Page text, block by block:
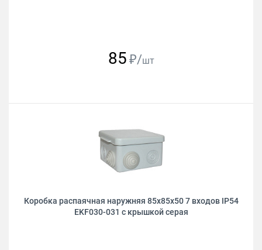
85 ₽/шт
Коробка распаячная наружняя 85х85х50 7 входов IP54
EKF030-031 с крышкой серая